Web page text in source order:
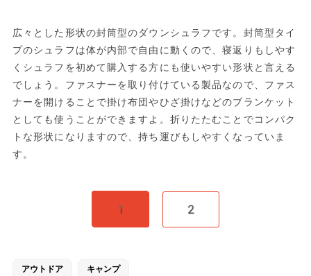
広々とした形状の封筒型のダウンシュラフです。封筒型タイ
プのシュラフは体が内部で自由に動くので、寝返りもしやす
くシュラフを初めて購入する方にも使いやすい形状と言える
でしょう。ファスナーを取り付けている製品なので、ファス
ナーを開けることで掛け布団やひざ掛けなどのブランケット
としても使うことができますよ。折りたたむことでコンパク
トな形状になりますので、持ち運びもしやすくなっていま
す。
1 2
アウトドア キャンプ